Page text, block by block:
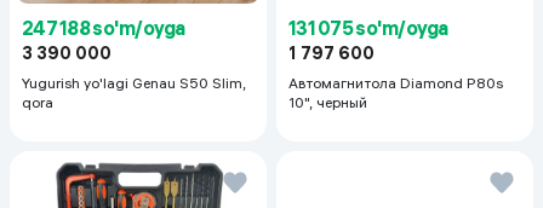
247 188 so'm/oyga
3 390 000
Yugurish yo'lagi Genau S50 Slim,
qora
131 075 so'm/oyga
1 797 600
Автомагнитола Diamond P80s
10", черный